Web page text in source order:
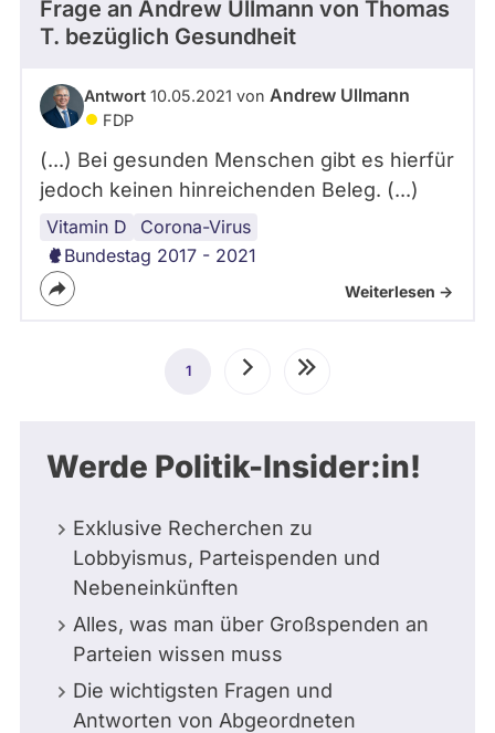
Frage an Andrew Ullmann von Thomas
T. bezüglich Gesundheit
Antwort 10.05.2021 von Andrew Ullmann
FDP
(...) Bei gesunden Menschen gibt es hierfür
jedoch keinen hinreichenden Beleg. (...)
Vitamin D Corona-Virus
Corona-
Maßnahmen
Bundestag 2017 - 2021
Weiterlesen ->
Seitennummerierung
Aktuelle
1 NächsteLetzte
Werde Politik-Insider:in!
Exklusive Recherchen zu
Lobbyismus, Parteispenden und
Nebeneinkünften
Alles, was man über Großspenden an
Parteien wissen muss
Die wichtigsten Fragen und
Antworten von Abgeordneten